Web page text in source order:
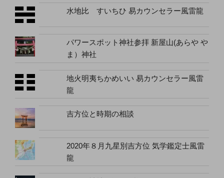
水地比 すいちひ 易カウンセラー風雷龍
パワースポット神社参拝 新屋山(あらや や
ま）神社
地火明夷ちかめいい 易カウンセラー風雷
龍
吉方位と時期の相談
2020年８月九星別吉方位 気学鑑定士風雷
龍